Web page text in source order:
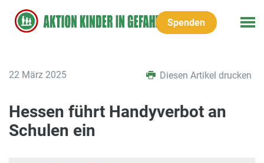
Spenden
22 März 2025 Diesen Artikel drucken
Hessen führt Handyverbot an
Schulen ein